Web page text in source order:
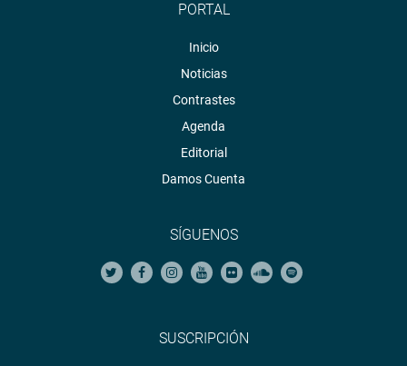
PORTAL
Inicio
Noticias
Contrastes
Agenda
Editorial
Damos Cuenta
SÍGUENOS
SUSCRIPCIÓN